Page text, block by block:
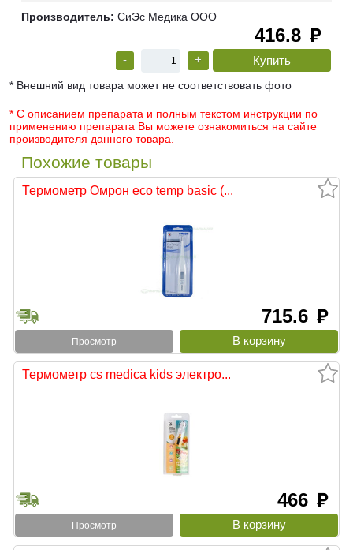
Производитель: СиЭс Медика ООО
416.8 руб
- +
* Внешний вид товара может не соответствовать фото
* С описанием препарата и полным текстом инструкции по
применению препарата Вы можете ознакомиться на сайте
производителя данного товара.
Похожие товары
Термометр Омрон eco temp basic (...
715.6 руб
Просмотр
Термометр cs medica kids электро...
466 руб
Просмотр